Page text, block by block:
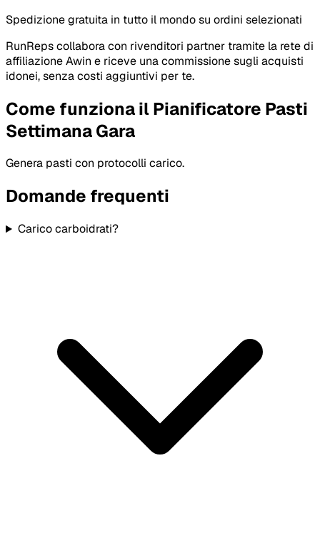
Spedizione gratuita in tutto il mondo su ordini selezionati
RunReps collabora con rivenditori partner tramite la rete di
affiliazione Awin e riceve una commissione sugli acquisti
idonei, senza costi aggiuntivi per te.
Come funziona il Pianificatore Pasti
Settimana Gara
Genera pasti con protocolli carico.
Domande frequenti
Carico carboidrati?